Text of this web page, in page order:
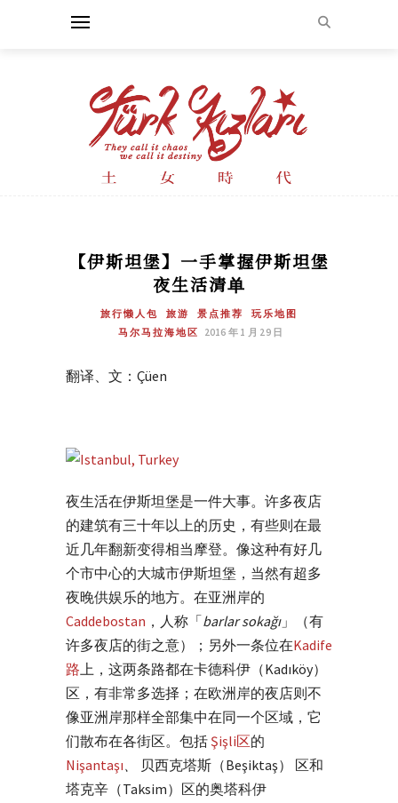
【伊斯坦堡】一手掌握伊斯坦堡
夜生活清单
旅行懒人包 旅游 景点推荐
玩乐地图
马尔马拉海地区
2016 年 1 月 29 日
翻译、文：Çüen
夜生活在伊斯坦堡是一件大事。许多夜店
的建筑有三十年以上的历史，有些则在最
近几年翻新变得相当摩登。像这种有好几
个市中心的大城市伊斯坦堡，当然有超多
夜晚供娱乐的地方。在亚洲岸的
Caddebostan ，人称「barlar sokağı」（有
许多夜店的街之意）；另外一条位在Kadife
路上，这两条路都在卡德科伊（Kadıköy）
区，有非常多选择；在欧洲岸的夜店则不
像亚洲岸那样全部集中在同一个区域，它
们散布在各街区。包括 Şişli区的
Nişantaşı、
贝西克塔斯（Beşiktaş） 区和
塔克辛（Taksim）区的奥塔科伊